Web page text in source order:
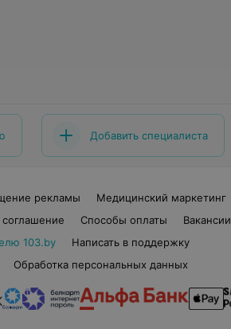
Добавить специалиста
рекламы
Медицинский маркетинг
соглашение Способы оплаты
Вакансии
103.by
Написать в поддержку
Обработка персональных данных